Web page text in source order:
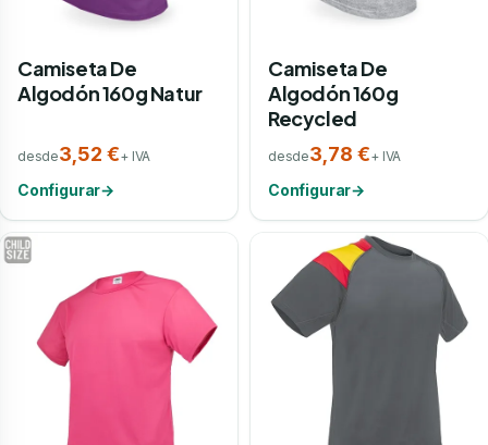
Camiseta De
Algodón 160g Natur
desde3,52 €+ IVA
Configurar→
Camiseta De
Algodón 160g
Recycled
desde3,78 €+ IVA
Configurar→